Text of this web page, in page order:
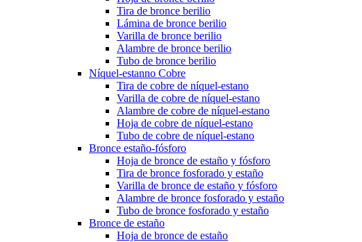
Tira de bronce berilio
Lámina de bronce berilio
Varilla de bronce berilio
Alambre de bronce berilio
Tubo de bronce berilio
Níquel-estanno Cobre
Tira de cobre de níquel-estano
Varilla de cobre de níquel-estano
Alambre de cobre de níquel-estano
Hoja de cobre de níquel-estano
Tubo de cobre de níquel-estano
Bronce estaño-fósforo
Hoja de bronce de estaño y fósforo
Tira de bronce fosforado y estaño
Varilla de bronce de estaño y fósforo
Alambre de bronce fosforado y estaño
Tubo de bronce fosforado y estaño
Bronce de estaño
Hoja de bronce de estaño